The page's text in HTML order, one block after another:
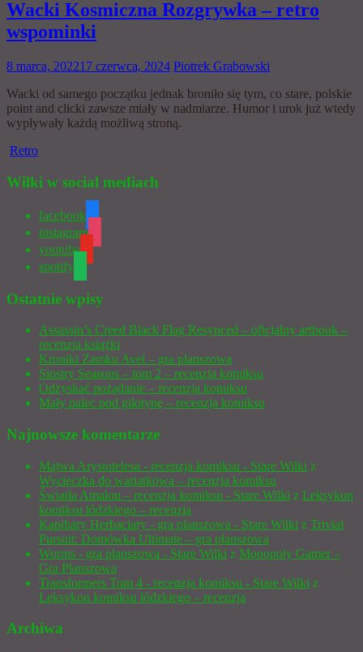
Wacki Kosmiczna Rozgrywka – retro
wspominki
8 marca, 202217 czerwca, 2024 Piotrek Grabowski
Wacki od samego początku jednak broniło się tym, co stare, polskie
point and clicki zawsze miały w nadmiarze. Humor i urok już wtedy
wypływały każdą możliwą stroną.
Retro
Wilki w social mediach
facebook
instagram
youtube
spotify
Ostatnie wpisy
Assassin’s Creed Black Flag Resynced – oficjalny artbook –
recenzja książki
Kroniki Zamku Avel – gra planszowa
Siostry Seasons – tom 2 – recenzja komiksu
Odzyskać pożądanie – recenzja komiksu
Mały palec pod gilotynę – recenzja komiksu
Najnowsze komentarze
Mątwa Arystotelesa - recenzja komiksu - Stare Wilki z
Wycieczka do wariatkowa – recenzja komiksu
Światła Amalou – recenzja komiksu - Stare Wilki z Leksykon
komiksu łódzkiego – recenzja
Kapibary Herbaciary - gra planszowa - Stare Wilki z Trivial
Pursuit: Domówka Ultimate – gra planszowa
Worms - gra planszowa - Stare Wilki z Monopoly Gamer –
Gra Planszowa
Transformers Tom 4 - recenzja komiksu - Stare Wilki z
Leksykon komiksu łódzkiego – recenzja
Archiwa